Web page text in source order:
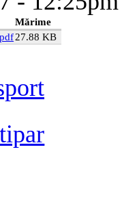
Mărime
27.88 KB